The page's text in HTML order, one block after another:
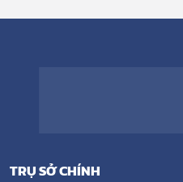
TRỤ SỞ CHÍNH